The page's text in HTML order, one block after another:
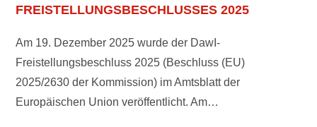
REISTELLUNGSBESCHLUSSES 2025
Am 19. Dezember 2025 wurde der DawI-
Freistellungsbeschluss 2025 (Beschluss (EU)
2025/2630 der Kommission) im Amtsblatt der
Europäischen Union veröffentlicht. Am…